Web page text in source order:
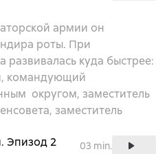
армии он
роты. При
развивалась куда быстрее:
командующий
округом, заместитель
заместитель
Эпизод 2
03 min.